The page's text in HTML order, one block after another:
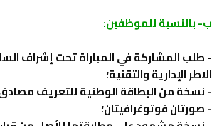
ب- بالنسبة للموظفين:
- طلب المشاركة في المباراة تحت إشراف
الاطر الإدارية والتقنية؛
- نسخة من البطاقة الوطنية للتعريف مصادق
- صورتان فوتوغرافيتان؛